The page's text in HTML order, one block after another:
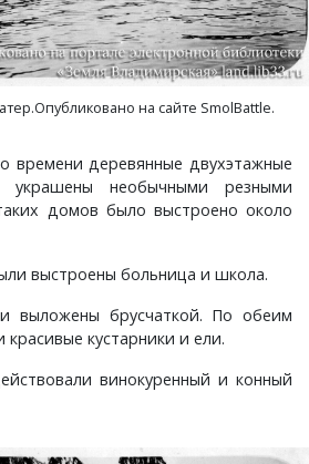
на сайте SmolBattle.
деревянные двухэтажные
необычными резными
домов было выстроено около
выстроены больница и школа.
выложены брусчаткой. По обеим
кустарники и ели.
винокуренный и конный